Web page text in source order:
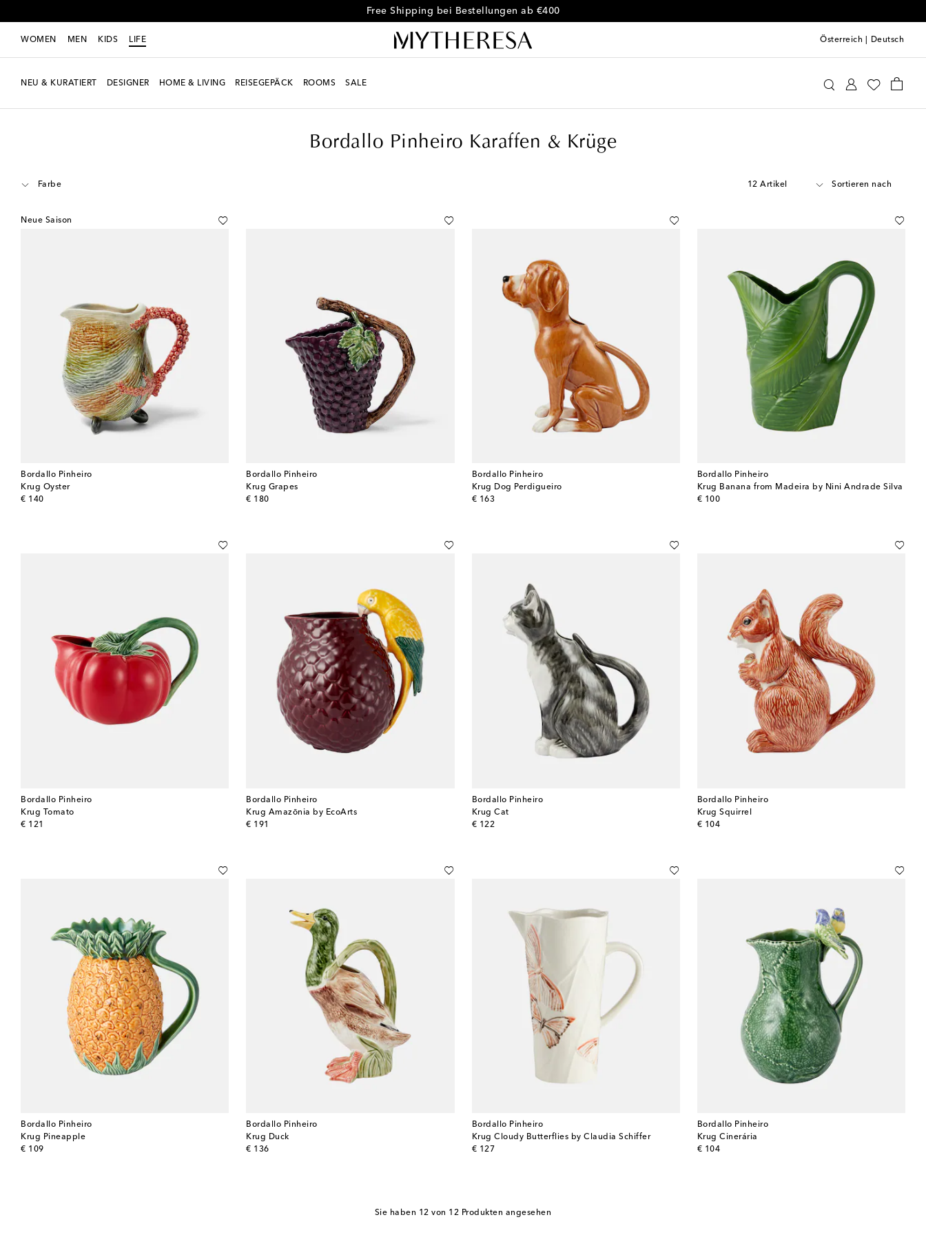
Kostenloser Umtausch innerhalb von 30 Tagen
WOMEN MEN KIDS LIFE Österreich Deutsch
NEU & KURATIERT DESIGNER HOME & LIVING REISEGEPÄCK ROOMS SALE
Bordallo Pinheiro Karaffen & Krüge
Farbe 12 Artikel Sortieren nach
Neue Saison
Bordallo Pinheiro
Krug Oyster
€ 140
original price
Bordallo Pinheiro
Krug Grapes
€ 180
original price
Bordallo Pinheiro
Krug Dog Perdigueiro
€ 163
original price
Bordallo Pinheiro
Krug Banana from Madeira by Nini Andrade Silva
€ 100
original price
Bordallo Pinheiro
Krug Tomato
€ 121
original price
Bordallo Pinheiro
Krug Amazōnia by EcoArts
€ 191
original price
Bordallo Pinheiro
Krug Cat
€ 122
original price
Bordallo Pinheiro
Krug Squirrel
€ 104
original price
Bordallo Pinheiro
Krug Pineapple
€ 109
original price
Bordallo Pinheiro
Krug Duck
€ 136
original price
Bordallo Pinheiro
Krug Cloudy Butterflies by Claudia Schiffer
€ 127
original price
Bordallo Pinheiro
Krug Cinerária
€ 104
original price
Sie haben 12 von 12 Produkten angesehen